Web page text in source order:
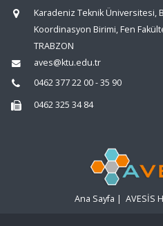
Karadeniz Teknik Üniversitesi,
Koordinasyon Birimi, Fen
TRABZON
aves@ktu.edu.tr
0462 377 22 00 - 35 90
0462 325 34 84
Ana Sayfa | AVESİS